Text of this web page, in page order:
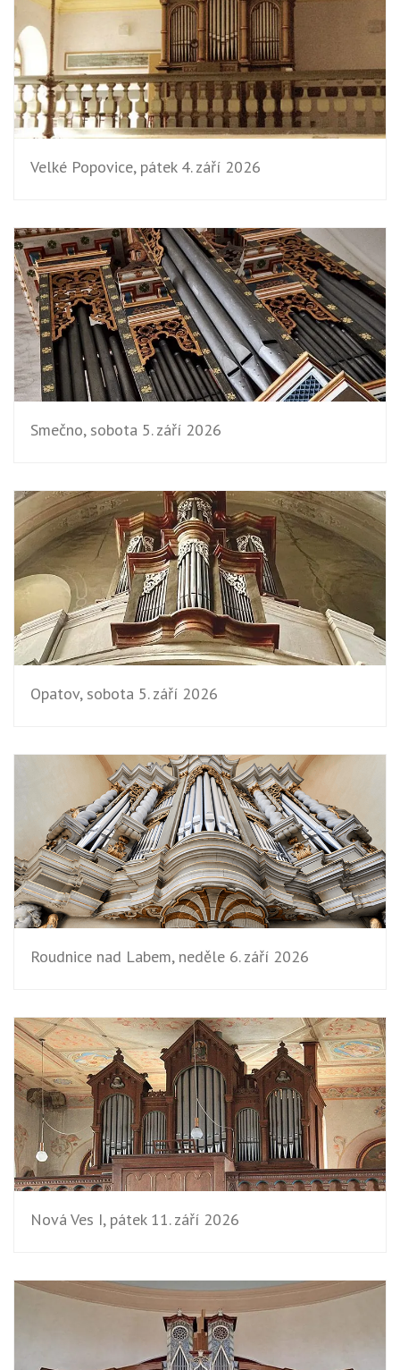
Velké Popovice, pátek 4. září 2026
Smečno, sobota 5. září 2026
Opatov, sobota 5. září 2026
Roudnice nad Labem, neděle 6. září 2026
Nová Ves I, pátek 11. září 2026